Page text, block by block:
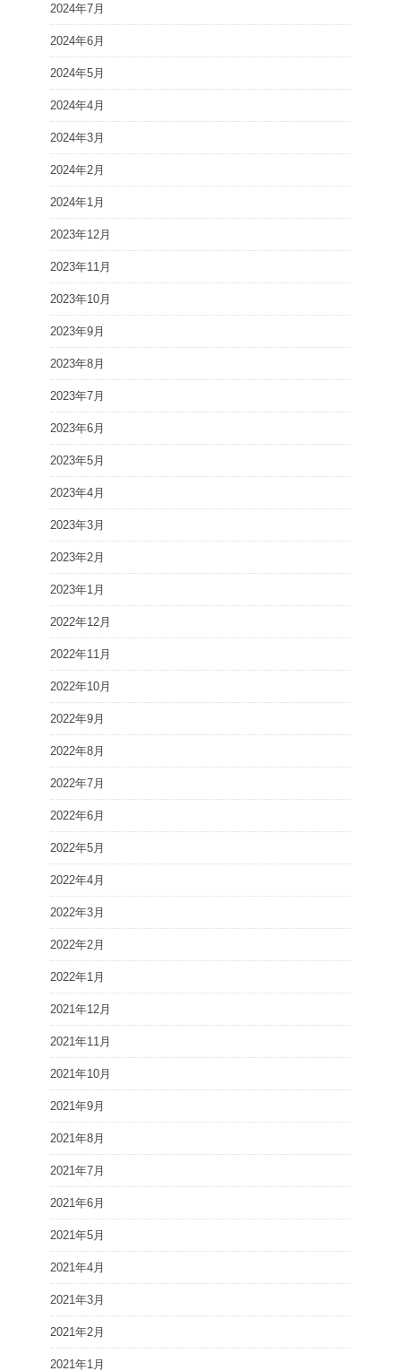
2024年7月
2024年6月
2024年5月
2024年4月
2024年3月
2024年2月
2024年1月
2023年12月
2023年11月
2023年10月
2023年9月
2023年8月
2023年7月
2023年6月
2023年5月
2023年4月
2023年3月
2023年2月
2023年1月
2022年12月
2022年11月
2022年10月
2022年9月
2022年8月
2022年7月
2022年6月
2022年5月
2022年4月
2022年3月
2022年2月
2022年1月
2021年12月
2021年11月
2021年10月
2021年9月
2021年8月
2021年7月
2021年6月
2021年5月
2021年4月
2021年3月
2021年2月
2021年1月